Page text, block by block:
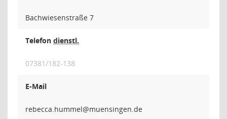
Bachwiesenstraße 7
Telefon dienstl.
07381/182-138
E-Mail
lemmuh.